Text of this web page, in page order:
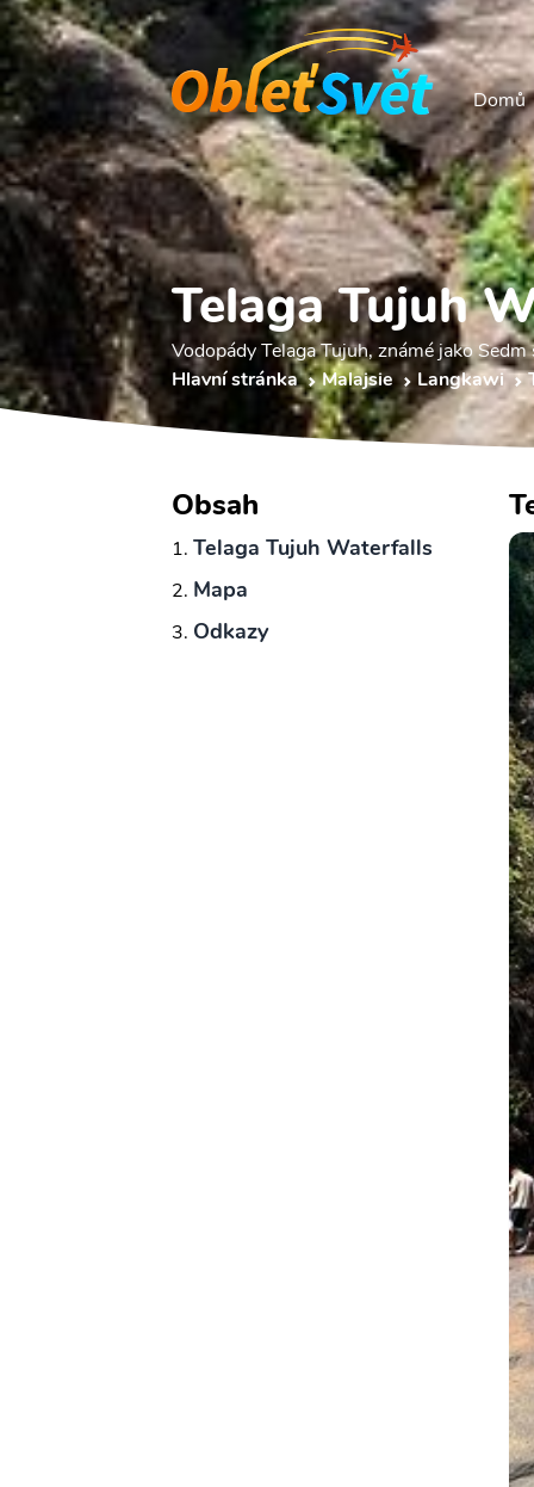
Domů
Telaga Tujuh
Vodopády Telaga Tujuh, známé jako
Hlavní stránka
Malajsie Langkawi
Obsah
Telaga Tujuh Waterfalls
Mapa
Odkazy